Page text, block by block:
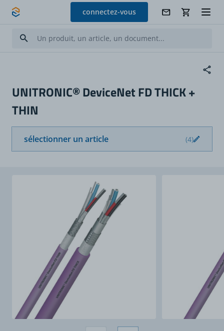
Allez au contenu
connectez-vous
UNITRONIC® DeviceNet FD THICK +
THIN
sélectionner un article (4)